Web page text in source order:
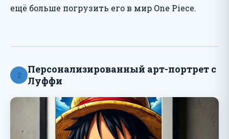
ещё больше погрузить его в мир One Piece.
2
Персонализированный арт-портрет с
Луффи